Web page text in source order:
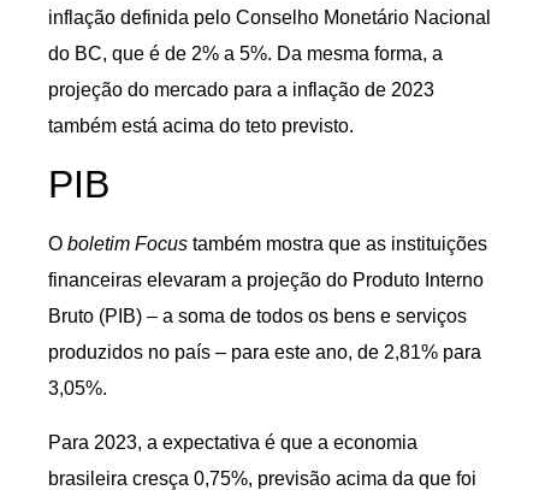
inflação definida pelo Conselho Monetário Nacional
do BC, que é de 2% a 5%. Da mesma forma, a
projeção do mercado para a inflação de 2023
também está acima do teto previsto.
PIB
O boletim Focus também mostra que as instituições
financeiras elevaram a projeção do Produto Interno
Bruto (PIB) – a soma de todos os bens e serviços
produzidos no país – para este ano, de 2,81% para
3,05%.
Para 2023, a expectativa é que a economia
brasileira cresça 0,75%, previsão acima da que foi